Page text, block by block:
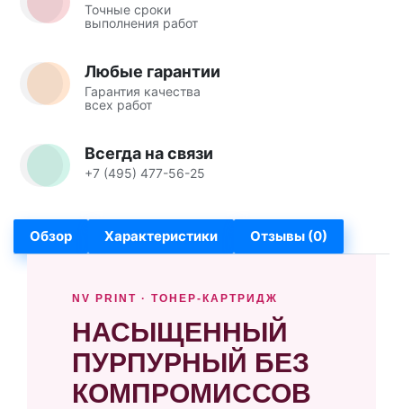
Точные сроки
выполнения работ
Любые гарантии
Гарантия качества
всех работ
Всегда на связи
+7 (495) 477-56-25
Обзор Характеристики Отзывы (0)
NV PRINT · ТОНЕР-КАРТРИДЖ
НАСЫЩЕННЫЙ
ПУРПУРНЫЙ БЕЗ
КОМПРОМИССОВ